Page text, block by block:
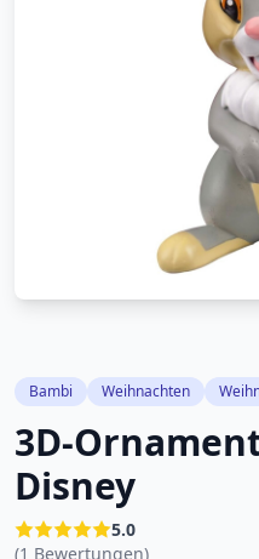
Bambi Weihnachten
3D-
Disney
5.0
(1 Bewertungen)